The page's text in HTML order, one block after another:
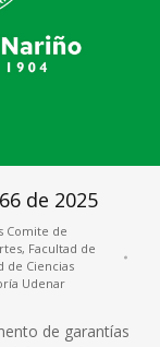
de 2025
Comite de
, Facultad de
de Ciencias
Udenar
de garantías